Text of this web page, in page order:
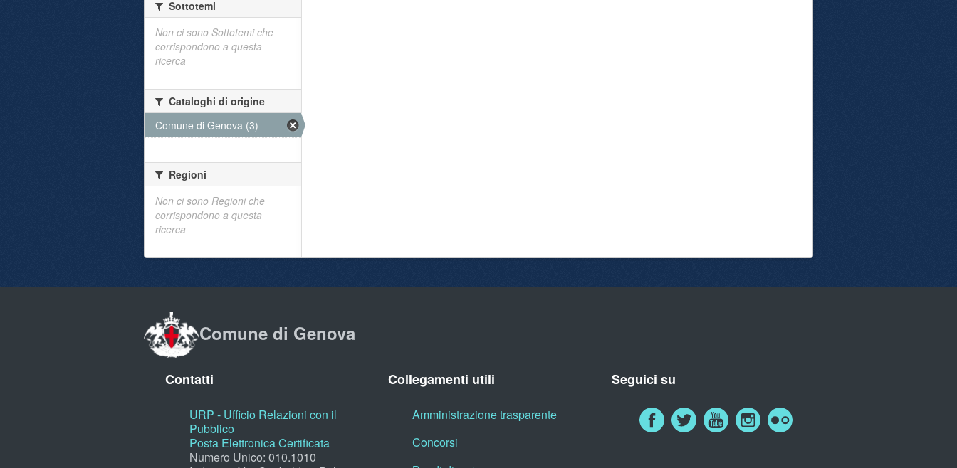
Sottotemi
Non ci sono Sottotemi che
corrispondono a questa
ricerca
Cataloghi di origine
Comune di Genova (3)
Regioni
Non ci sono Regioni che
corrispondono a questa
ricerca
Comune di Genova
Contatti
URP - Ufficio Relazioni con il
Pubblico
Posta Elettronica Certificata
Numero Unico: 010.1010
Collegamenti utili
Amministrazione trasparente
Concorsi
Seguici su